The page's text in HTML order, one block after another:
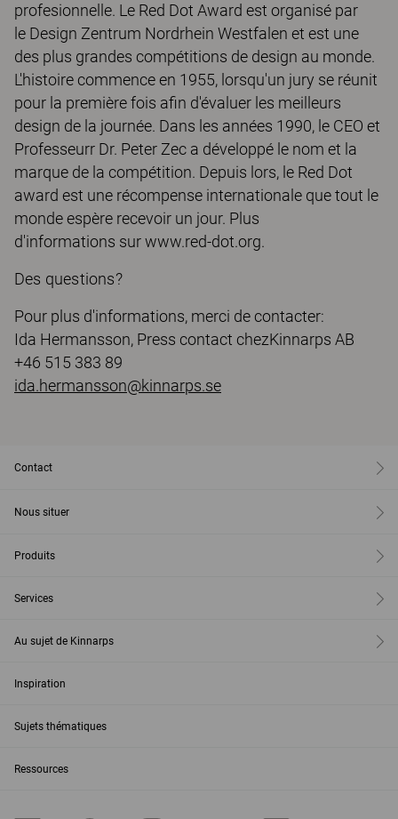
profesionnelle. Le Red Dot Award est organisé par
le Design Zentrum Nordrhein Westfalen et est une
des plus grandes compétitions de design au monde.
L'histoire commence en 1955, lorsqu'un jury se réunit
pour la première fois afin d'évaluer les meilleurs
design de la journée. Dans les années 1990, le CEO et
Professeurr Dr. Peter Zec a développé le nom et la
marque de la compétition. Depuis lors, le Red Dot
award est une récompense internationale que tout le
monde espère recevoir un jour. Plus
d'informations sur www.red-dot.org.
Des questions?
Pour plus d'informations, merci de contacter:
Ida Hermansson, Press contact chezKinnarps AB
+46 515 383 89
ida.hermansson@kinnarps.se
Contact
Nous situer
Produits
Services
Au sujet de Kinnarps
Inspiration
Sujets thématiques
Ressources